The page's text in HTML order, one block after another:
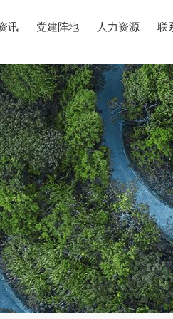
讯 党建阵地 人力资源 联